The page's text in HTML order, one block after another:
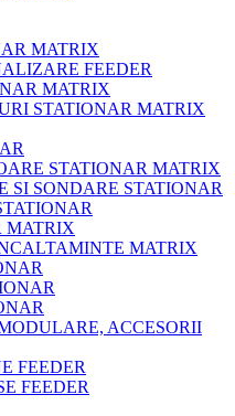
MATRIX
FEEDER
MATRIX
STATIONAR MATRIX
STATIONAR MATRIX
SI SONDARE STATIONAR
MATRIX
MATRIX
ACCESORII
FEEDER
FEEDER